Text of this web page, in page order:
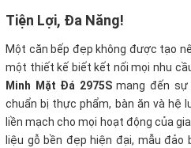
Tiện Lợi, Đa Năng!
Một căn bếp đẹp không được tạo
một thiết kế biết kết nối mọi nhu
Minh Mặt Đá 2975Smang đến sự
chuẩn bị thực phẩm, bàn ăn và hệ
liền mạch cho mọi hoạt động của
liệu gỗ bền đẹp hiện đại, mẫu đảo